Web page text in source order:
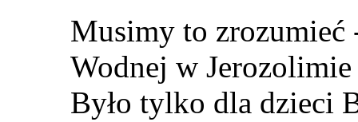
Musimy to zrozumieć
Wodnej w
Było tylko dla dzieci